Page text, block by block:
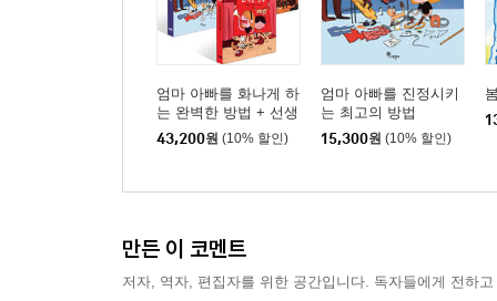
엄마 아빠를 화나게 하
는 완벽한 방법 + 선생
님을 화나게 하는 완벽
한 방법 + 엄마 아빠를
43,200원 (10% 할인)
엄마 아빠를 진정시키
는 최고의 방법
15,300원 (10% 할인)
만든 이 코멘트
저자, 역자, 편집자를 위한 공간입니다. 독자들에게 전하